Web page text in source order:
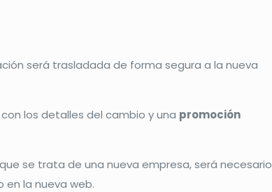
será trasladada de forma segura a la nueva
los detalles del cambio y una promoción
se trata de una nueva empresa, será necesario
la nueva web.